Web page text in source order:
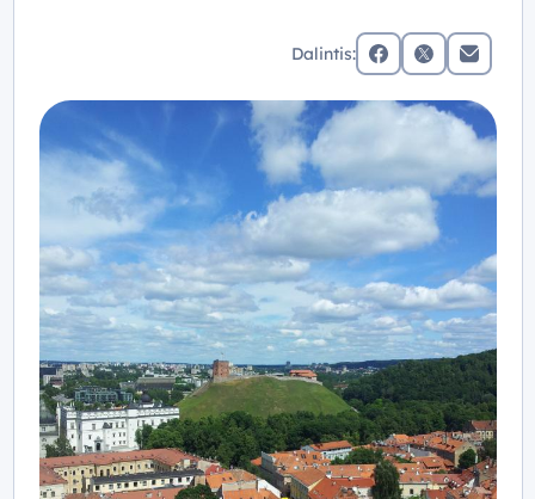
ugdyti atsakomybę už paveldo išsaugojimą, asmeninį
santykį su aplinka bei tautinę tapatybę. Šią temą
bendrosiose programose.
Šiose metodinėse rekomendacijose siekiama pateikti
pavyzdžių,
kaip kultūros paveldą galima
įprasminti
skirtingų
dalykų pamokose. Pavyzdžiai
padės
mokytojams planuoti ugdymo procesą, kuriame
paveldas
tampa tik žinių šaltiniu, bet ir priemone
mokinių
kompetencijoms visapusiškai ugdyti.
Dalintis:
facebookx (twitter)